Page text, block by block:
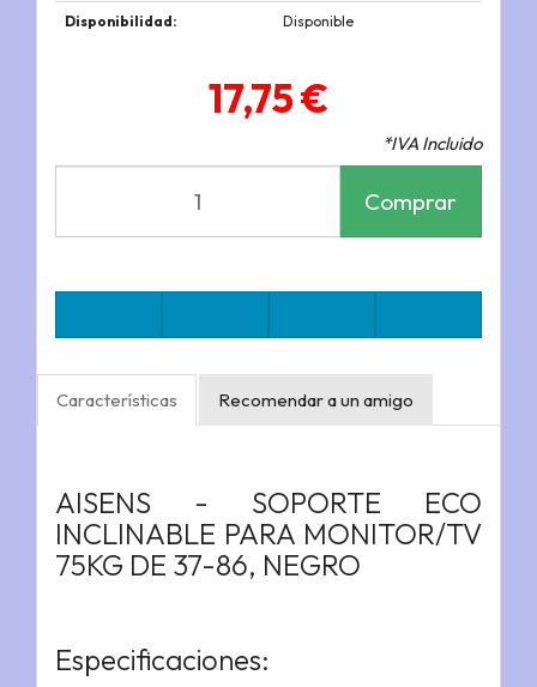
Disponibilidad: Disponible
17,75 €
*IVA Incluido
Comprar
Características Recomendar a un amigo
AISENS - SOPORTE ECO
INCLINABLE PARA MONITOR/TV
75KG DE 37-86, NEGRO
Especificaciones: